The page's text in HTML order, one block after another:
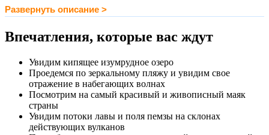
Южно-Сахалинску, останец Лягушка, маяк Анива, озеро
Буссе.
Релакс и здоровье: три термальных источника и горячий
Этот формат отдыха понравится тем, кто выбираетплотный
графикиобилие впечатлений. Мы поможем вам собрать
коллекцию из самых эффектных кадров из тура на Сахалин и
Итуруп за несколько дней, совместив экскурсии с
гастрономическими паузами в невероятных местах. Особое
Впечатления, которые вас ждут
Увидим кипящее изумрудное озеро
Проедемся по зеркальному пляжу и увидим свое
отражение в набегающих волнах
Посмотрим на самый красивый и живописный маяк
страны
Увидим потоки лавы и поля пемзы на склонах
действующих вулканов